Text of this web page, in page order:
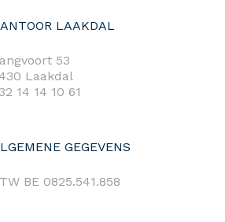
LAAKDAL
53
Laakdal
14 14 10 61
GEGEVENS
BE 0825.541.858